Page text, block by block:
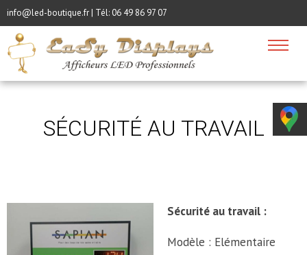
info@led-boutique.fr | Tél: 06 49 86 97 07
SÉCURITÉ AU TRAVAIL
Sécurité au travail :
Modèle : Elémentaire